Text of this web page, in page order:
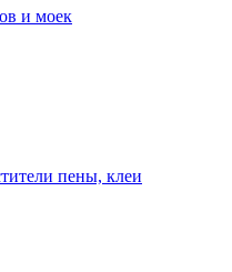
и моек
пены, клеи